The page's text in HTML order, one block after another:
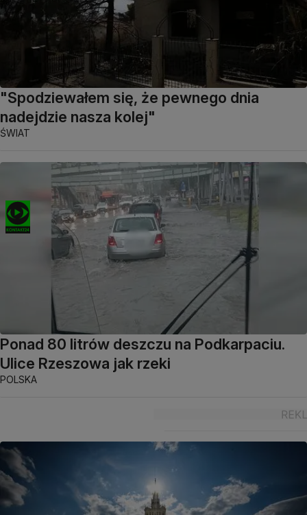
"Spodziewałem się, że pewnego dnia
nadejdzie nasza kolej"
ŚWIAT
Ponad 80 litrów deszczu na Podkarpaciu.
Ulice Rzeszowa jak rzeki
POLSKA